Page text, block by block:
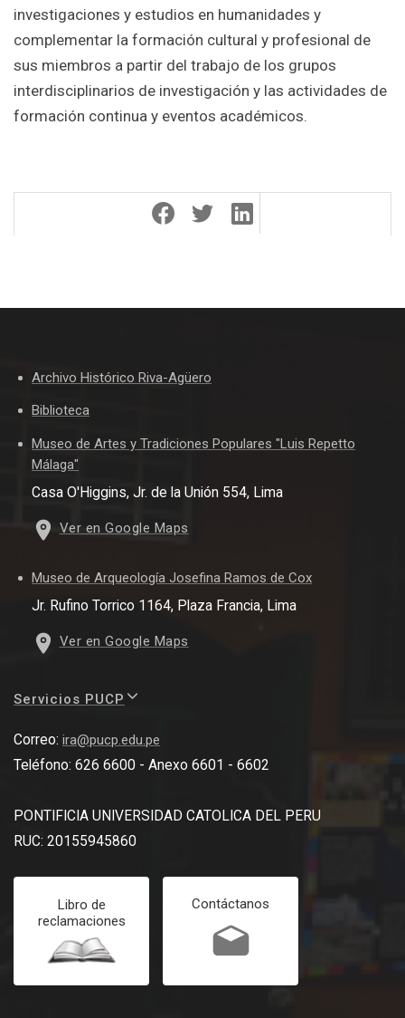
investigaciones y estudios en humanidades y
complementar la formación cultural y profesional de
sus miembros a partir del trabajo de los grupos
interdisciplinarios de investigación y las actividades de
formación continua y eventos académicos.
Archivo Histórico Riva-Agüero
Biblioteca
Museo de Artes y Tradiciones Populares "Luis Repetto
Málaga"
Casa O'Higgins, Jr. de la Unión 554, Lima
Ver en Google Maps
Museo de Arqueología Josefina Ramos de Cox
Jr. Rufino Torrico 1164, Plaza Francia, Lima
Ver en Google Maps
Servicios PUCP
Correo: ira@pucp.edu.pe
Teléfono: 626 6600 - Anexo 6601 - 6602
PONTIFICIA UNIVERSIDAD CATOLICA DEL PERU
RUC: 20155945860
Libro de
reclamaciones
Contáctanos